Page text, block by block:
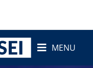
MENU